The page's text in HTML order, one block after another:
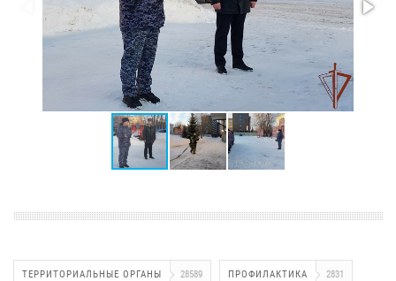
ТЕРРИТОРИАЛЬНЫЕ ОРГАНЫ 28589 ПРОФИЛАКТИКА 2831